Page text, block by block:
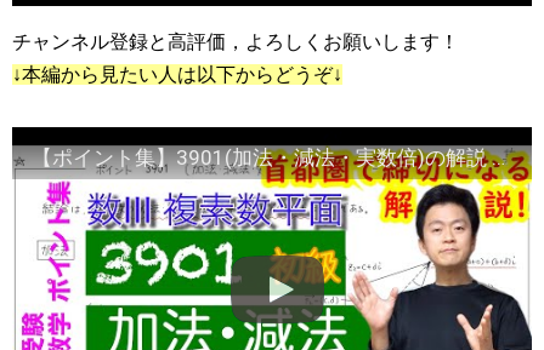
チャンネル登録と高評価，よろしくお願いします！
↓本編から見たい人は以下からどうぞ↓
【ポイント集】3901(加法・減法・実数倍)の解説 【39章 複素数平面】Torakuのらくらくホイップ＋本編02:08～ ＊すみません少し音ズレがあると思います＊